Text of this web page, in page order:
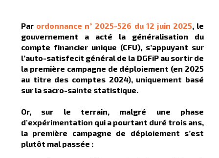
Par ordonnance n° 2025-526 du 12 juin 2025, le
gouvernement a acté la généralisation du
compte financier unique (CFU), s’appuyant sur
l’auto-satisfecit général de la DGFiP au sortir de
la première campagne de déploiement (en 2025
au titre des comptes 2024), uniquement basé
sur la sacro-sainte statistique.
Or, sur le terrain, malgré une phase
d'expérimentation qui a pourtant duré trois ans,
la première campagne de déploiement s’est
plutôt mal passée :